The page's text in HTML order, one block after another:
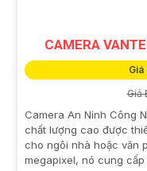
CAMERA
Giá
Camera An Ninh Công
chất lượng cao được
cho ngôi nhà hoặc văn
megapixel, nó cung